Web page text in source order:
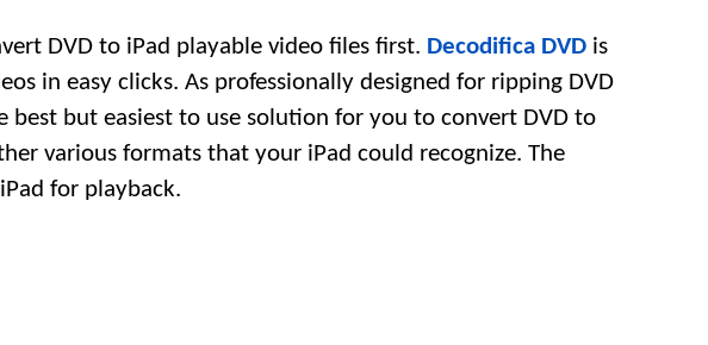
DVD to iPad playable video files first. Decodifica DVD is
in easy clicks. As professionally designed for ripping DVD
best but easiest to use solution for you to convert DVD to
various formats that your iPad could recognize. The
for playback.